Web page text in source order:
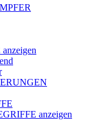
anzeigen